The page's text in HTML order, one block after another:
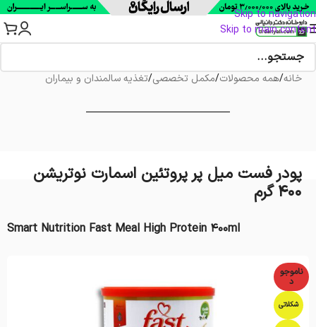
Skip to navigation
Skip to main content
خانه/همه محصولات/مکمل تخصصی/تغذیه سالمندان و بیماران
پودر فست میل پر پروتئین اسمارت نوتریشن
400 گرم
ناموجو
د
شکلاتی